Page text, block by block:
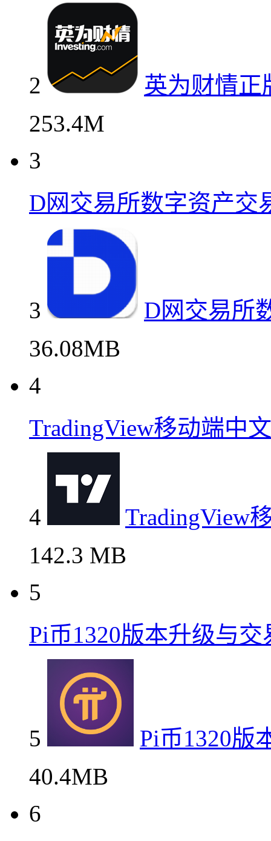
2
英为财情正
253.4M
3
D网交易所数字资产交
3
D网交易所
36.08MB
4
TradingView移动端中
4
TradingView
142.3 MB
5
Pi币1320版本升级与交
5
Pi币1320版
40.4MB
6